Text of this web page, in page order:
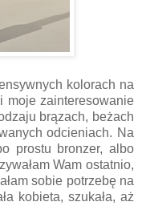
kolorach na
moje zainteresowanie
brązach, beżach
odcieniach. Na
prostu bronzer, albo
Wam ostatnio,
sobie potrzebę na
kobieta, szukała, aż